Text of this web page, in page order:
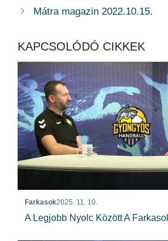
Mátra magazin 2022.10.15.
KAPCSOLÓDÓ CIKKEK
Farkasok2025. 11. 10.
A Legjobb Nyolc Között A